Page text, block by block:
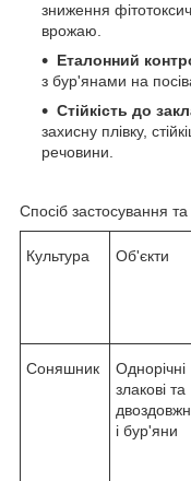
зниження
врожаю.
Еталонний
з бур'янами на
Стійкість до
захисну плівку,
речовини.
Спосіб застосування
Культура Об'єкти
Соняшник
Однорічні
злакові та
двоздовжн
і бур'яни